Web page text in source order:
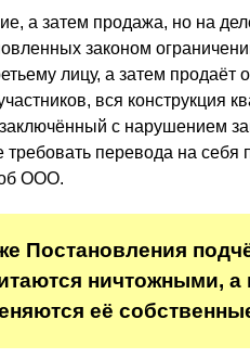
а затем продажа, но на
законом
лицу, а затем продаёт
вся конструкция
с нарушением
перевода на себя
об ООО.
Постановления
ничтожными, а
её